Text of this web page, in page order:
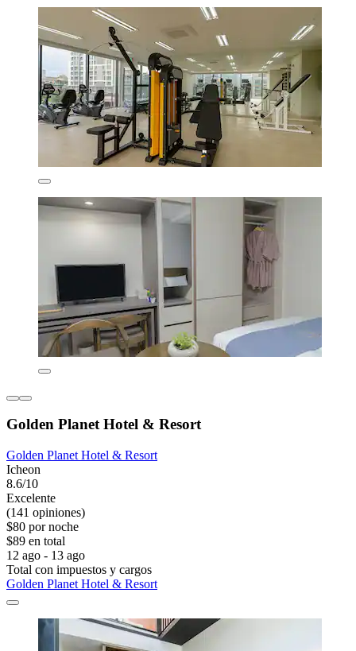
Golden Planet Hotel & Resort
Golden Planet Hotel & Resort
Icheon
8.6/10
Excelente
(141 opiniones)
$80 por noche
$89 en total
12 ago - 13 ago
Total con impuestos y cargos
Golden Planet Hotel & Resort